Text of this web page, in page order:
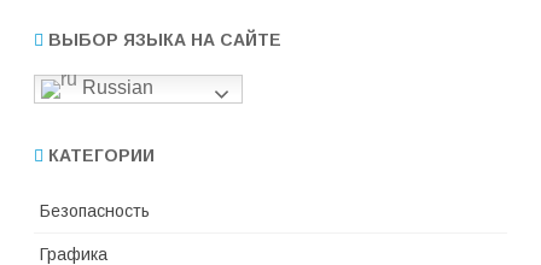
ВЫБОР ЯЗЫКА НА САЙТЕ
Russian
КАТЕГОРИИ
Безопасность
Графика